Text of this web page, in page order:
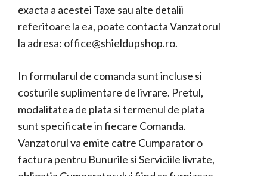
exacta a acestei Taxe sau alte detalii
referitoare la ea, poate contacta Vanzatorul
la adresa: office@shieldupshop.ro.
In formularul de comanda sunt incluse si
costurile suplimentare de livrare. Pretul,
modalitatea de plata si termenul de plata
sunt specificate in fiecare Comanda.
Vanzatorul va emite catre Cumparator o
factura pentru Bunurile si Serviciile livrate,